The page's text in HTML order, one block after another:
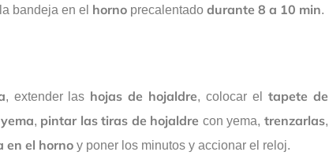
bandeja en el horno precalentado durante 8 a 10 min.
, extender las hojas de hojaldre, colocar el tapete de
, pintar las tiras de hojaldre con yema, trenzarlas,
en el horno y poner los minutos y accionar el reloj.